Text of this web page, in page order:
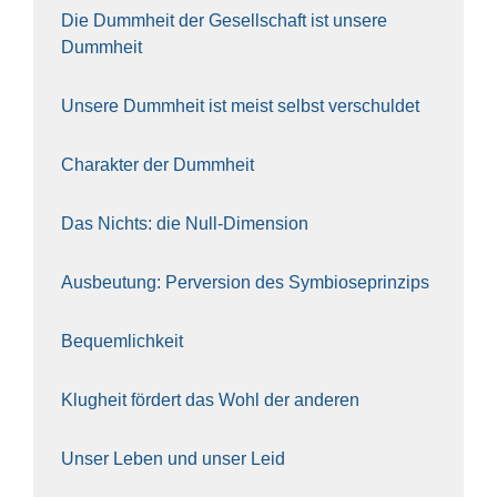
Die Dumm­heit der Gesell­schaft ist unse­re
Dumm­heit
Unse­re Dumm­heit ist meist selbst ver­schul­det
Cha­rak­ter der Dumm­heit
Das Nichts: die Null-Dimen­si­on
Aus­beu­tung: Per­ver­si­on des Sym­bio­se­prin­zips
Bequem­lich­keit
Klug­heit för­dert das Wohl der ande­ren
Unser Leben und unser Leid